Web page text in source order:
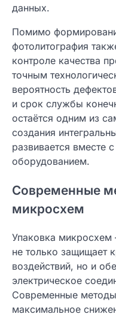
данных.
Помимо
фотолитография
контроле качества
точным
вероятность
и срок службы
остаётся одним из
создания
развивается вместе
оборудованием.
Современные
микросхем
Упаковка
не только защищает
воздействий, но и
электрическое
Современные
максимальное